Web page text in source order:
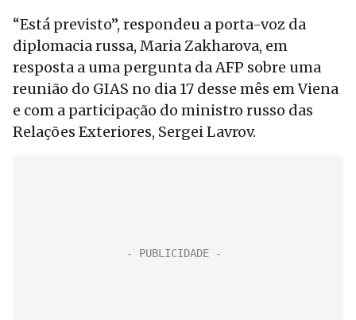
“Está previsto”, respondeu a porta-voz da
diplomacia russa, Maria Zakharova, em
resposta a uma pergunta da AFP sobre uma
reunião do GIAS no dia 17 desse mês em Viena
e com a participação do ministro russo das
Relações Exteriores, Sergei Lavrov.